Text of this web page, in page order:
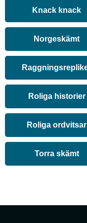
Knack knack
Norgeskämt
Roliga historier
Roliga ordvitsar
Torra skämt